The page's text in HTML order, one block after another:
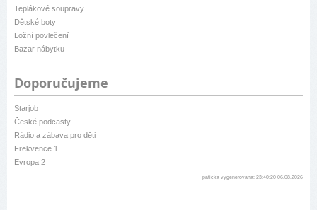
Teplákové soupravy
Dětské boty
Ložní povlečení
Bazar nábytku
Doporučujeme
Starjob
České podcasty
Rádio a zábava pro děti
Frekvence 1
Evropa 2
patička vygenerovaná: 23:40:20 06.08.2026